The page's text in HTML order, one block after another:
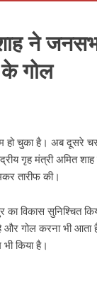
ने
के गोल
हो चुका है। अब दूसरे
गृह मंत्री अमित
तारीफ की।
का विकास सुनिश्चित
गोल करना भी आता
किया है।